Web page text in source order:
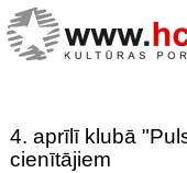
4. aprīlī klubā
cienītājiem